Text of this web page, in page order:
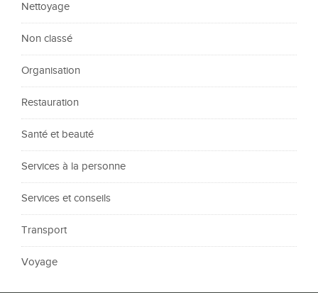
Nettoyage
Non classé
Organisation
Restauration
Santé et beauté
Services à la personne
Services et conseils
Transport
Voyage